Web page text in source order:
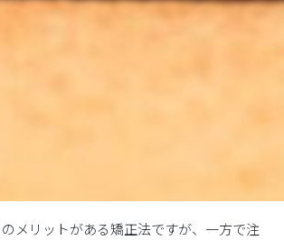
メリットがある矯正法ですが、一方で注